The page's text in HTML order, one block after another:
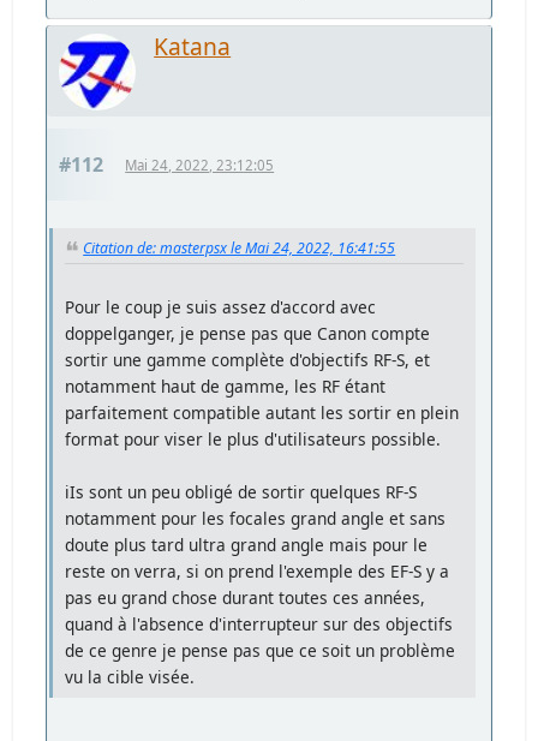
Katana
#112 Mai 24, 2022, 23:12:05
Citation de: masterpsx le Mai 24, 2022, 16:41:55
Pour le coup je suis assez d'accord avec
doppelganger, je pense pas que Canon compte
sortir une gamme complète d'objectifs RF-S, et
notamment haut de gamme, les RF étant
parfaitement compatible autant les sortir en plein
format pour viser le plus d'utilisateurs possible.
iIs sont un peu obligé de sortir quelques RF-S
notamment pour les focales grand angle et sans
doute plus tard ultra grand angle mais pour le
reste on verra, si on prend l'exemple des EF-S y a
pas eu grand chose durant toutes ces années,
quand à l'absence d'interrupteur sur des objectifs
de ce genre je pense pas que ce soit un problème
vu la cible visée.